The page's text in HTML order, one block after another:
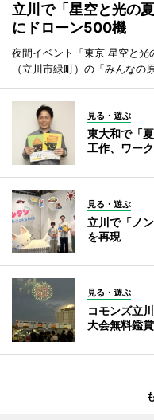
立川で「星空と光の
にドローン500機
夜間イベント「東京 星空と
（立川市緑町）の「みんなの
見る・遊ぶ
東大和で「
工作、ワー
見る・遊ぶ
立川で「ノ
を再現
見る・遊ぶ
コモンズ立
大会無料鑑